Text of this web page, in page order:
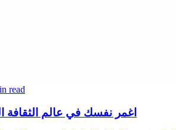
read
اغمر نفسك في عالم الثقافة